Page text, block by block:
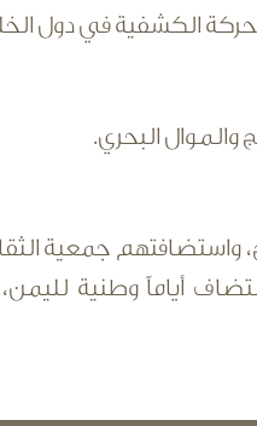
الكشفية في دول
والموال البحري.
من جميع دول الخليج، واستضافتهم
أياماً وطنية لليمن،